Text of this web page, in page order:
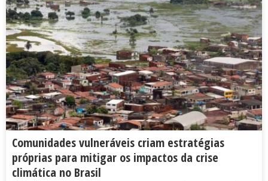
Comunidades vulneráveis criam estratégias
próprias para mitigar os impactos da crise
climática no Brasil